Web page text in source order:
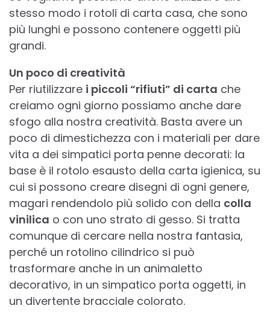
stesso modo i rotoli di carta casa, che sono
più lunghi e possono contenere oggetti più
grandi.
Un poco di creatività
Per riutilizzare i piccoli “rifiuti” di carta che
creiamo ogni giorno possiamo anche dare
sfogo alla nostra creatività. Basta avere un
poco di dimestichezza con i materiali per dare
vita a dei simpatici porta penne decorati: la
base è il rotolo esausto della carta igienica, su
cui si possono creare disegni di ogni genere,
magari rendendolo più solido con della colla
vinilica o con uno strato di gesso. Si tratta
comunque di cercare nella nostra fantasia,
perché un rotolino cilindrico si può
trasformare anche in un animaletto
decorativo, in un simpatico porta oggetti, in
un divertente bracciale colorato.